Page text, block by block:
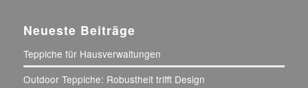
Neueste Beiträge
Teppiche für Hausverwaltungen
Outdoor Teppiche: Robustheit trifft Design